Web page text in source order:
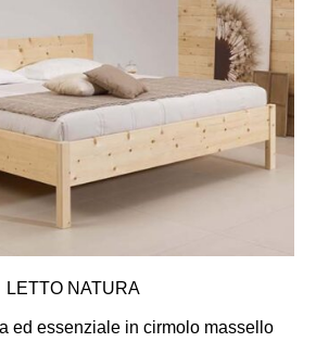
LETTO NATURA
ed essenziale in cirmolo massello